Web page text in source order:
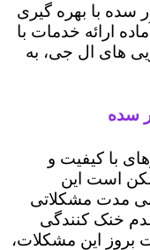
سده با بهره گیری
ارائه خدمات با
های ال جی، به
سده
با کیفیت و
است این
مدت مشکلاتی
خنک کنندگی
بروز این مشکلات،